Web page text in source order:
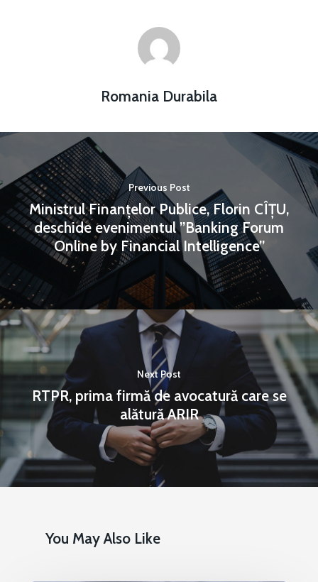
Romania Durabila
Previous Post
Ministrul Finanțelor Publice, Florin CÎȚU,
deschide evenimentul ”Banking Forum
Online by Financial Intelligence”
Next Post
RTPR, prima firmă de avocatură care se
alătură ARIR
You May Also Like